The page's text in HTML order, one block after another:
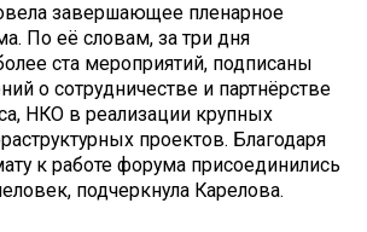
завершающее пленарное
По её словам, за три дня
ста мероприятий, подписаны
о сотрудничестве и партнёрстве
НКО в реализации крупных
проектов. Благодаря
к работе форума присоединились
подчеркнула Карелова.